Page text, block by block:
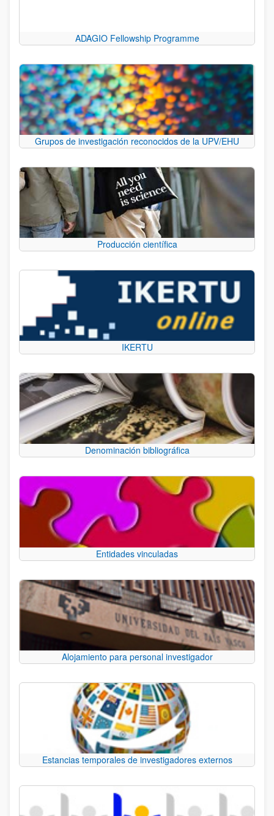
ADAGIO Fellowship Programme
Grupos de investigación reconocidos de la UPV/EHU
Producción científica
IKERTU
Denominación bibliográfica
Entidades vinculadas
Alojamiento para personal investigador
Estancias temporales de investigadores externos